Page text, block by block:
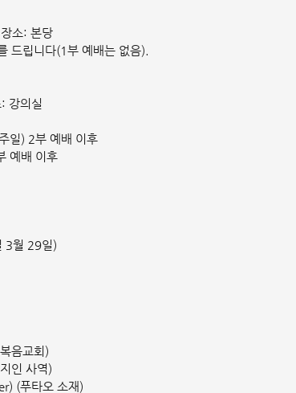
소: 본당
드립니다(1부 예배는 없음).
강의실
일) 2부 예배 이후
예배 이후
3월 29일)
음교회)
인 사역)
(푸타오 소재)